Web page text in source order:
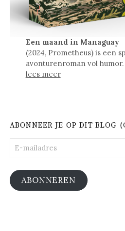
Een maand in Managuay
(2024, Prometheus) is een
avonturenroman vol
lees meer
ABONNEER JE OP DIT BLOG
mailadres
ABONNEREN